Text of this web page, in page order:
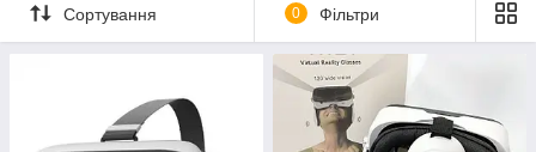
Сортування 0 Фільтри